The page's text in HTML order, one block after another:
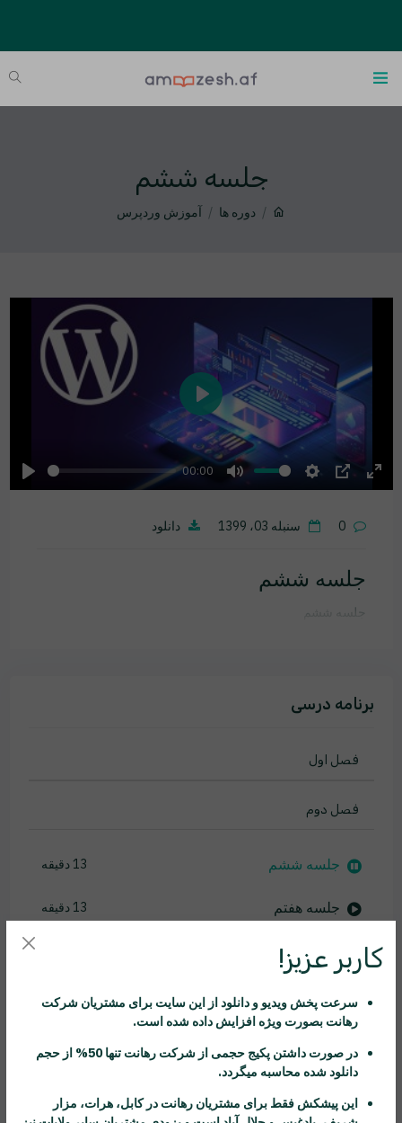
جلسه ششم
دوره ها آموزش وردپرس
Play
00:00
Mute Settings
PIP
Play
0 سنبله 03، 1399 دانلود
جلسه ششم
جلسه ششم
برنامه درسی
فصل اول
فصل دوم
جلسه ششم 13 دقیقه
جلسه هفتم 13 دقیقه
جلسه هشتم
فصل سوم
کاربر عزیز!
سرعت پخش ویدیو و دانلود از این سایت برای مشتریان شرکت
رهانت بصورت ویژه افزایش داده شده است.
در صورت داشتن پکیج حجمی از شرکت رهانت
تنها 50% از حجم
دانلود شده محاسبه میگردد.
این پیشکش فقط برای مشتریان رهانت در کابل، هرات، مزار